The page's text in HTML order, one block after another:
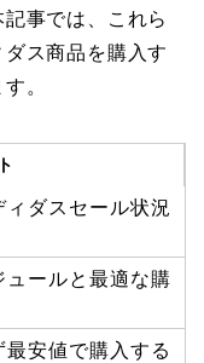
事では、これら
ス商品を購入す
。
ダスセール状況
ールと最適な購
安値で購入する